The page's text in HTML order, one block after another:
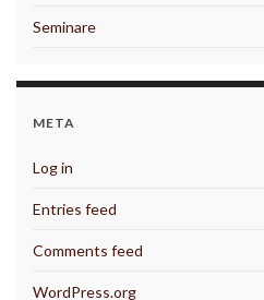
Seminare
META
Log in
Entries feed
Comments feed
WordPress.org